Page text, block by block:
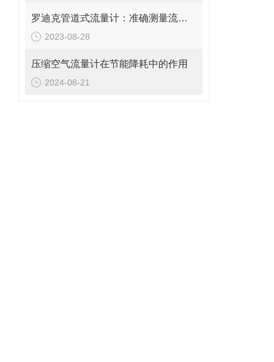
罗迪克管道式流量计：准确测量流体的精密工具
2023-08-28
压缩空气流量计在节能降耗中的作用
2024-08-21